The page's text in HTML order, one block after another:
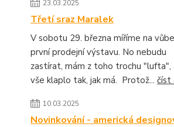
23.03.2025
Třetí sraz Maralek
V sobotu 29. března míříme na
první prodejní výstavu. No nebudu
zastírat, mám z toho trochu "lufta",
vše klaplo tak, jak má. Protož... číst
10.03.2025
Novinkování - americká